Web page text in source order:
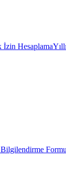
İzin Hesaplama
Formu